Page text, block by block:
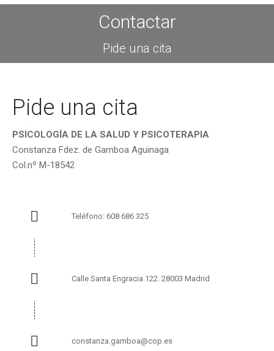
Contactar
Pide una cita
Pide una cita
PSICOLOGÍA DE LA SALUD Y PSICOTERAPIA
Constanza Fdez. de Gamboa Aguinaga
Col.nº M-18542
Teléfono: 608 686 325
Calle Santa Engracia 122. 28003 Madrid
constanza.gamboa@cop.es